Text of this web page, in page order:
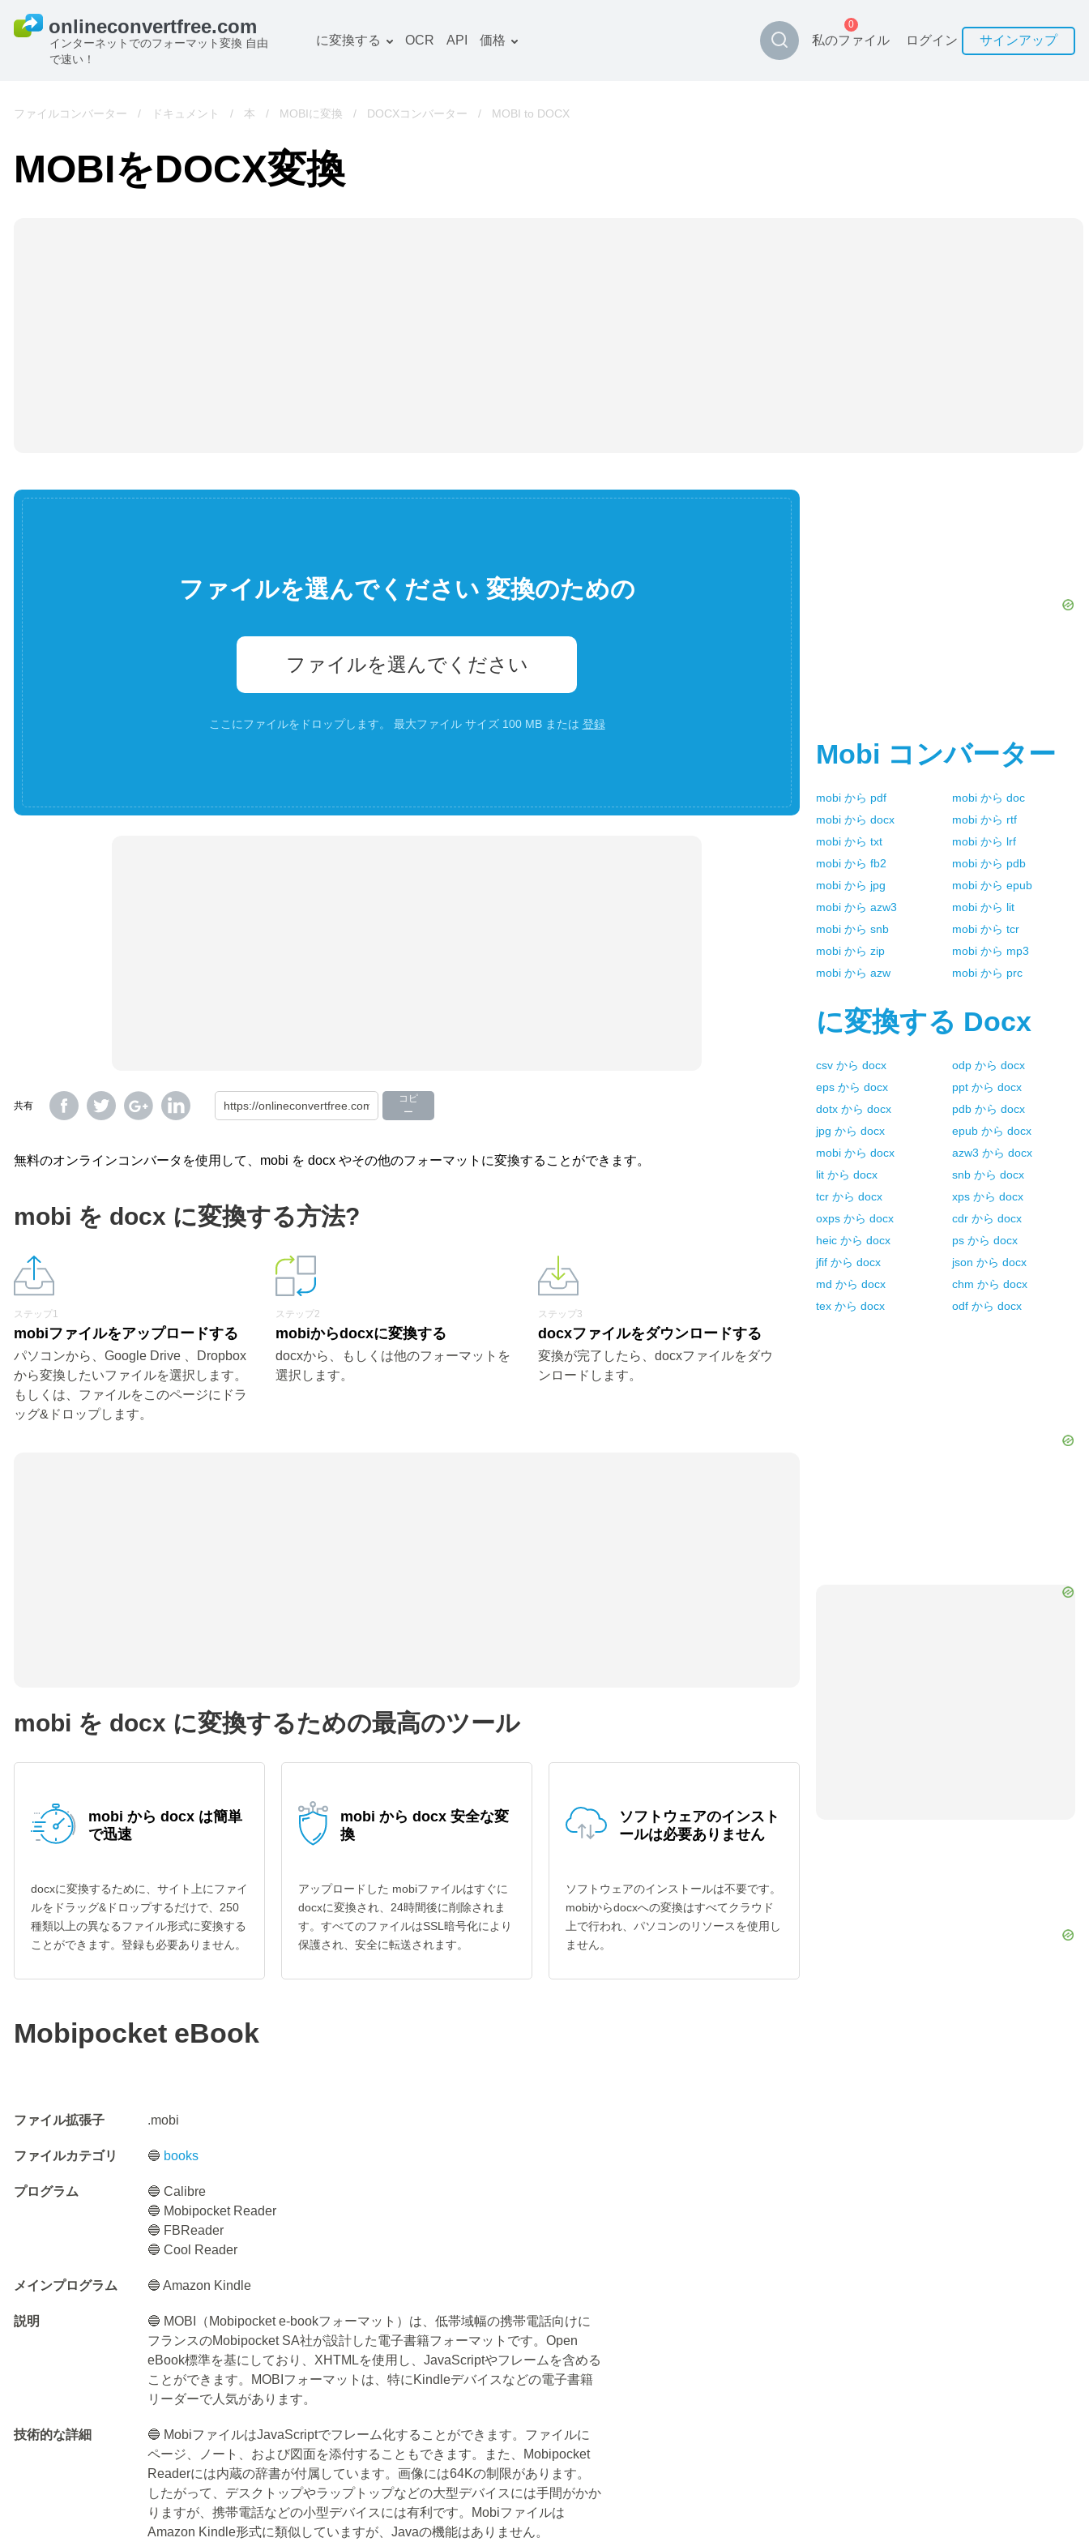
インターネットでのフォーマット変換 自由
で速い！
に変換する
画像 コンバーター
OCR API 価格 私のファイル
0
ログイン サインアップ
ファイルコンバーター / ドキュメント / 本 / MOBIに変換 / DOCXコンバーター / MOBI to DOCX
MOBIをDOCX変換
ファイルを選んでください 変換のための
ファイルを選んでください
ここにファイルをドロップします。 最大ファイル サイズ 100 MB または 登録
共有
コピ
ー
無料のオンラインコンバータを使用して、mobi を docx やその他のフォーマットに変換することができます。
mobi を docx に変換する方法?
ステップ1
mobiファイルをアップロードする
パソコンから、Google Drive 、Dropbox
から変換したいファイルを選択します。
もしくは、ファイルをこのページにドラ
ッグ&ドロップします。
ステップ2
mobiからdocxに変換する
docxから、もしくは他のフォーマットを
選択します。
ステップ3
docxファイルをダウンロードする
変換が完了したら、docxファイルをダウ
ンロードします。
mobi を docx に変換するための最高のツール
mobi から docx は簡単
で迅速
docxに変換するために、サイト上にファイ
ルをドラッグ&ドロップするだけで、250
種類以上の異なるファイル形式に変換する
ことができます。登録も必要ありません。
mobi から docx 安全な変
換
アップロードした mobiファイルはすぐに
docxに変換され、24時間後に削除されま
す。すべてのファイルはSSL暗号化により
保護され、安全に転送されます。
ソフトウェアのインスト
ールは必要ありません
ソフトウェアのインストールは不要です。
mobiからdocxへの変換はすべてクラウド
上で行われ、パソコンのリソースを使用し
ません。
Mobipocket eBook
ファイル拡張子 .mobi
ファイルカテゴリ 🔵 books
プログラム
🔵 Calibre
🔵 Mobipocket Reader
🔵 FBReader
🔵 Cool Reader
メインプログラム 🔵 Amazon Kindle
説明
🔵 MOBI（Mobipocket e-bookフォーマット）は、低帯域幅の携帯電話向けに
フランスのMobipocket SA社が設計した電子書籍フォーマットです。Open
eBook標準を基にしており、XHTMLを使用し、JavaScriptやフレームを含める
ことができます。MOBIフォーマットは、特にKindleデバイスなどの電子書籍
リーダーで人気があります。
技術的な詳細
🔵 MobiファイルはJavaScriptでフレーム化することができます。ファイルに
ページ、ノート、および図面を添付することもできます。また、Mobipocket
Readerには内蔵の辞書が付属しています。画像には64Kの制限があります。
したがって、デスクトップやラップトップなどの大型デバイスには手間がかか
りますが、携帯電話などの小型デバイスには有利です。Mobiファイルは
Amazon Kindle形式に類似していますが、Javaの機能はありません。
Mobi コンバーター
mobi から pdf mobi から doc
mobi から docx mobi から rtf
mobi から txt mobi から lrf
mobi から fb2 mobi から pdb
mobi から jpg mobi から epub
mobi から azw3 mobi から lit
mobi から snb mobi から tcr
mobi から zip mobi から mp3
mobi から azw mobi から prc
に変換する Docx
csv から docx odp から docx
eps から docx ppt から docx
dotx から docx pdb から docx
jpg から docx epub から docx
mobi から docx azw3 から docx
lit から docx snb から docx
tcr から docx xps から docx
oxps から docx cdr から docx
heic から docx ps から docx
jfif から docx json から docx
md から docx chm から docx
tex から docx odf から docx